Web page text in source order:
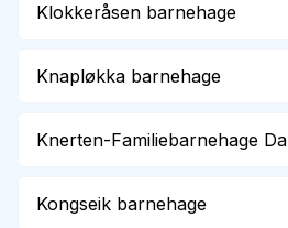
Klokkeråsen barnehage
Knapløkka barnehage
Knerten-Familiebarnehage Da
Kongseik barnehage